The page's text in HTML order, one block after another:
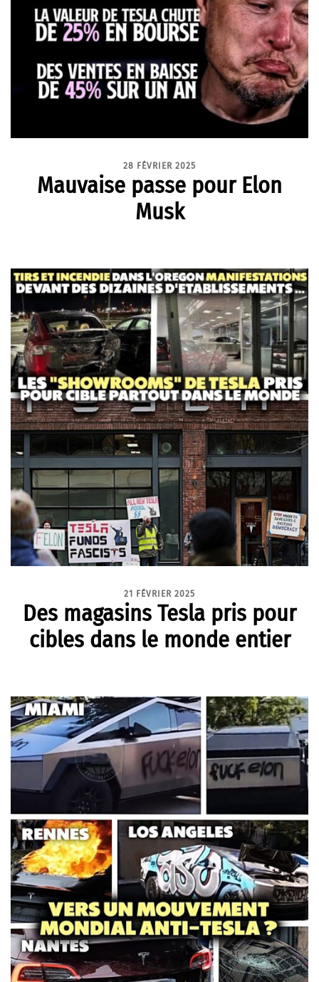
28 FÉVRIER 2025
Mauvaise passe pour Elon
Musk
21 FÉVRIER 2025
Des magasins Tesla pris pour
cibles dans le monde entier